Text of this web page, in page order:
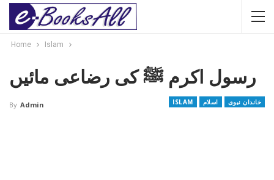
Home Islam
رسول اکرم ﷺ کی رضاعی مائیں
ISLAM اسلام خاندان نبوی By Admin